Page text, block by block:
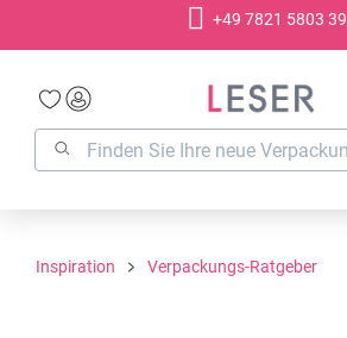
+49 7821 5803 39
Inspiration Verpackungs-Ratgeber